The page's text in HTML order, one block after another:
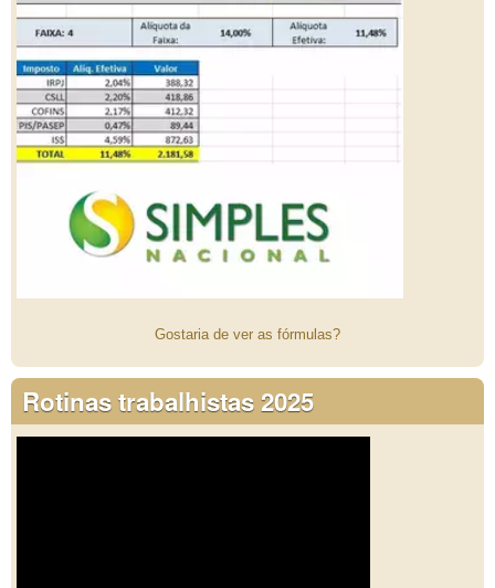
Gostaria de ver as fórmulas?
Rotinas trabalhistas 2025